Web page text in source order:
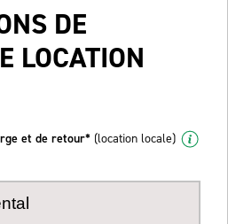
DE
LOCATION
et de retour* (location locale)